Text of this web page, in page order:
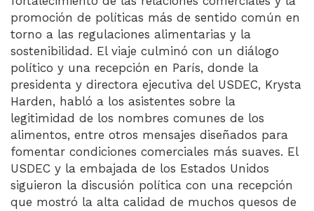
promoción de políticas más de sentido común en
torno a las regulaciones alimentarias y la
sostenibilidad. El viaje culminó con un diálogo
político y una recepción en París, donde la
presidenta y directora ejecutiva del USDEC, Krysta
Harden, habló a los asistentes sobre la
legitimidad de los nombres comunes de los
alimentos, entre otros mensajes diseñados para
fomentar condiciones comerciales más suaves. El
USDEC y la embajada de los Estados Unidos
siguieron la discusión política con una recepción
que mostró la alta calidad de muchos quesos de